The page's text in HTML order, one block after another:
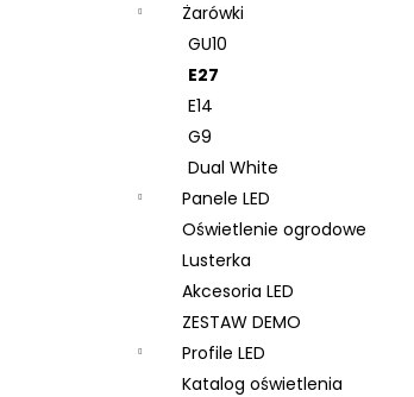
Żarówki
GU10
E27
E14
G9
Dual White
Panele LED
Oświetlenie ogrodowe
Lusterka
Akcesoria LED
ZESTAW DEMO
Profile LED
Katalog oświetlenia